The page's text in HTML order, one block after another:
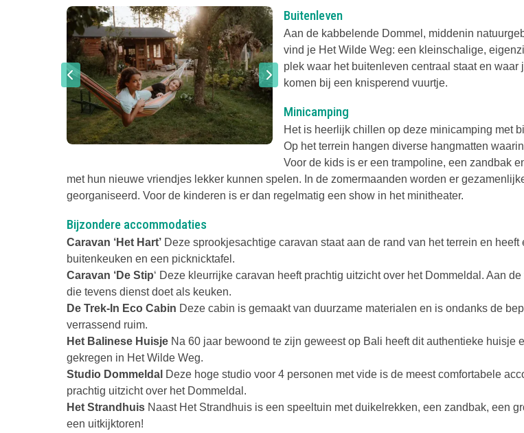
Buitenleven
Aan de kabbelende Dommel, middenin
vind je Het Wilde Weg: een kleinschalige,
plek waar het buitenleven centraal staat en waar
komen bij een knisperend vuurtje.
Minicamping
Het is heerlijk chillen op deze minicamping met
Op het terrein hangen diverse hangmatten
Voor de kids is er een trampoline, een zandbak
met hun nieuwe vriendjes lekker kunnen spelen. In de zomermaanden worden er
georganiseerd. Voor de kinderen is er dan regelmatig een show in het minitheater.
Bijzondere accommodaties
Caravan ‘Het Hart’ Deze sprookjesachtige caravan staat aan de rand van het terrein en
buitenkeuken en een picknicktafel.
Caravan ‘De Stip‘ Deze kleurrijke caravan heeft prachtig uitzicht over het Dommeldal. Aan
die tevens dienst doet als keuken.
De Trek-In Eco Cabin Deze cabin is gemaakt van duurzame materialen en is ondanks de
verrassend ruim.
Het Balinese Huisje Na 60 jaar bewoond te zijn geweest op Bali heeft dit authentieke huisje
gekregen in Het Wilde Weg.
Studio Dommeldal Deze hoge studio voor 4 personen met vide is de meest comfortabele
prachtig uitzicht over het Dommeldal.
Het Strandhuis Naast Het Strandhuis is een speeltuin met duikelrekken, een zandbak, een
een uitkijktoren!